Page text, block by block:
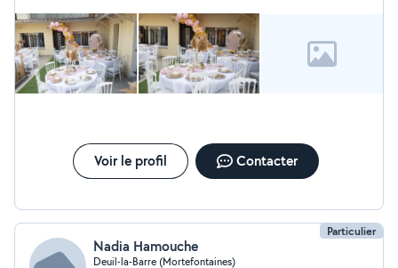
Voir le profil Contacter
Particulier
Nadia Hamouche
Deuil-la-Barre (Mortefontaines)